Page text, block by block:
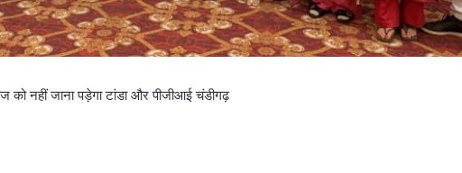
नहीं जाना पड़ेगा टांडा और पीजीआई चंडीगढ़